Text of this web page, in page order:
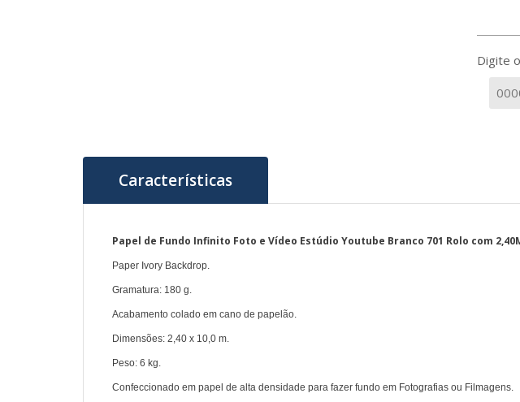
Digite o
Características
Papel de Fundo Infinito Foto e Vídeo Estúdio Youtube Branco 701 Rolo com
Paper Ivory Backdrop.
Gramatura: 180 g.
Acabamento colado em cano de papelão.
Dimensões: 2,40 x 10,0 m.
Peso: 6 kg.
Confeccionado em papel de alta densidade para fazer fundo em Fotografias ou Filmagens.